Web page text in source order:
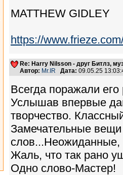
MATTHEW GIDLEY
https://
Re: Harry Nilsson - друг Битлз,
Автор: Mr.IR Дата: 09.05.25
Всегда поражали
Услышав впервые
творчество.
Замечательные
слов...Неожиданные,
Жаль, что так рано
Одно слово-Мастер!